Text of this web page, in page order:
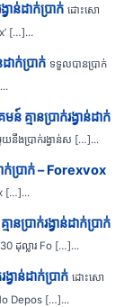
ាន់ដាក់ប្រាក់ ដោះសោ
[…]...
ាក់ប្រាក់ ទទួលបានប្រាក់
មានប្រាក់រង្វាន់ដាក់
នឹងប្រាក់រង្វាន់ស […]...
ក់ប្រាក់ – Forexvox
[…]...
រាក់រង្វាន់ដាក់ប្រាក់
ដុល្លារ Fo […]...
ាន់ដាក់ប្រាក់ ដោះសោ
Depos […]...